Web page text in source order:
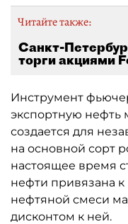
Читайте также:
Санкт-
торги акциями
Инструмент
экспортную нефть
создается для
на основной сорт
настоящее время
нефти привязана
нефтяной смеси
дисконтом к ней.